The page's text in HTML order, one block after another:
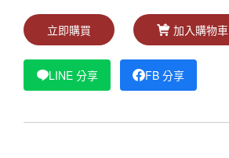
立即購買 加入購物車
LINE 分享 FB 分享